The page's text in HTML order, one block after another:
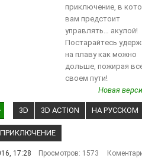
приключение, в
вам предстоит
управлять… акулой!
Постарайтесь
на плаву как можно
дольше, пожирая
своем пути!
Новая
3D 3D ACTION НА РУССКОМ
ПРИКЛЮЧЕНИЕ
17:28 Просмотров: 1573